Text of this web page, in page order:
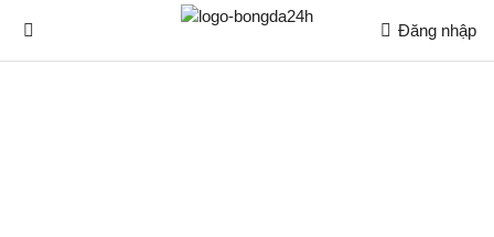
Đăng nhập